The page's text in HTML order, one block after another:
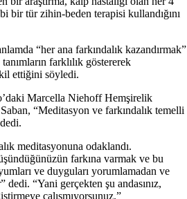
bir tür zihin-beden terapisi kullandığını
“her ana farkındalık kazandırmak”
farklılık göstererek
ettiğini söyledi.
Marcella Niehoff Hemşirelik
“Meditasyon ve farkındalık temelli
meditasyonuna odaklandı.
farkına varmak ve bu
ve duyguları yorumlamadan ve
dedi. “Yani gerçekten şu andasınız,
çalışmıyorsunuz.”